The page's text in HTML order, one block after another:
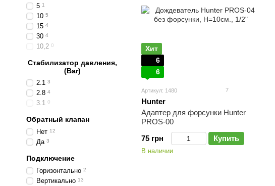
Хит
6
6
Артикул: 1480 7
Hunter
Адаптер для форсунки Hunter
PROS-00
75 грн
Купить
В наличии
5 1
10 5
15 4
30 4
10,2 0
Стабилизатор давления,
(Bar)
2.1 3
2.8 4
3.1 0
Обратный клапан
Нет 12
Да 3
Подключение
Горизонтально 2
Вертикально 13